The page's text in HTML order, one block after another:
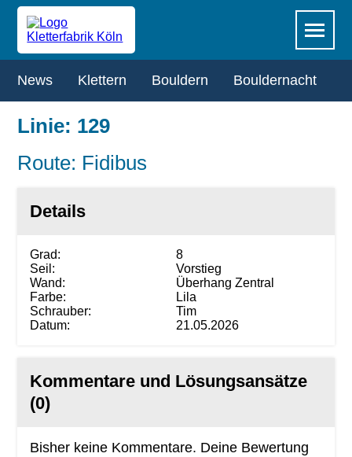
Zum
Hauptinhalt
springen
überspringen
News Klettern Bouldern Bouldernacht
Linie: 129
Route: Fidibus
Details
Grad:
8
Seil:
Vorstieg
Wand:
Überhang Zentral
Farbe:
Lila
Schrauber:
Tim
Datum:
21.05.2026
Kommentare und Lösungsansätze
(0)
Bisher keine Kommentare. Deine Bewertung